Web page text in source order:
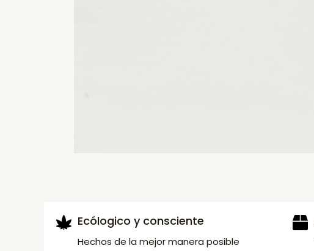
Ecólogico y consciente
Hechos de la mejor manera posible